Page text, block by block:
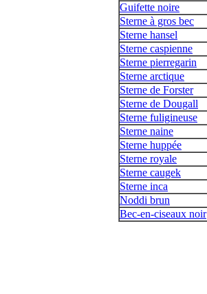
Guifette noire
Sterne à gros bec
Sterne hansel
Sterne caspienne
Sterne pierregarin
Sterne arctique
Sterne de Forster
Sterne de Dougall
Sterne fuligineuse
Sterne naine
Sterne huppée
Sterne royale
Sterne caugek
Sterne inca
Noddi brun
Bec-en-ciseaux noir